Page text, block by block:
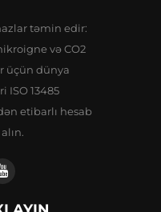
təmin edir:
və CO2
üçün dünya
ISO 13485
etibarlı hesab